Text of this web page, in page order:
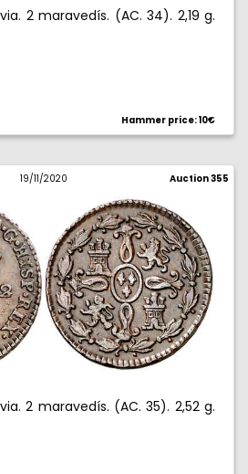
2 maravedís. (AC. 34). 2,19 g.
Hammer price: 10€
19/11/2020 Auction 355
2 maravedís. (AC. 35). 2,52 g.